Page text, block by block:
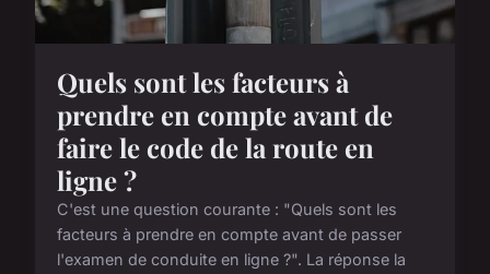
Quels sont les facteurs à
prendre en compte avant de
faire le code de la route en
ligne ?
C'est une question courante : "Quels sont les
facteurs à prendre en compte avant de passer
l'examen de conduite en ligne ?". La réponse la